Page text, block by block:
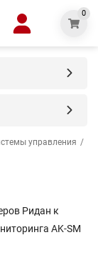
0
управления /
Ридан к
AK-SM